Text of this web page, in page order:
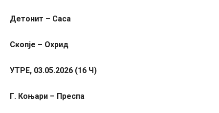
Детонит – Саса
Скопје – Охрид
УТРЕ, 03.05.2026 (16 Ч)
Г. Коњари – Преспа